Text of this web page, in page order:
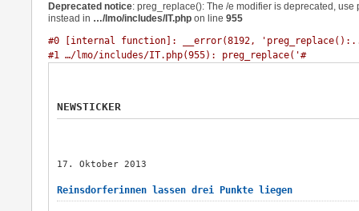
Deprecated notice: preg_replace(): The /e modifier is deprecated,
instead in …/lmo/includes/IT.php on line 955
#0 [internal function]: __error(8192,
#1 …/lmo/includes/IT.php(955): preg_replace('#
NEWSTICKER
17. Oktober 2013
Reinsdorferinnen lassen drei Punkte liegen